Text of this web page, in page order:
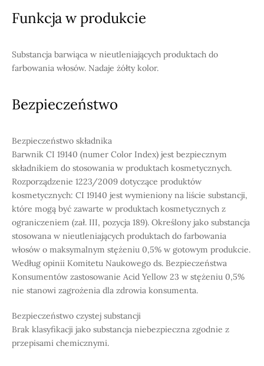
Funkcja w produkcie
Substancja barwiąca w nieutleniających produktach do
farbowania włosów. Nadaje żółty kolor.
Bezpieczeństwo
Bezpieczeństwo składnika
Barwnik CI 19140 (numer Color Index) jest bezpiecznym
składnikiem do stosowania w produktach kosmetycznych.
Rozporządzenie 1223/2009 dotyczące produktów
kosmetycznych: CI 19140 jest wymieniony na liście substancji,
które mogą być zawarte w produktach kosmetycznych z
ograniczeniem (zał. III, pozycja 189). Określony jako substancja
stosowana w nieutleniających produktach do farbowania
włosów o maksymalnym stężeniu 0,5% w gotowym produkcie.
Według opinii Komitetu Naukowego ds. Bezpieczeństwa
Konsumentów zastosowanie Acid Yellow 23 w stężeniu 0,5%
nie stanowi zagrożenia dla zdrowia konsumenta.
Bezpieczeństwo czystej substancji
Brak klasyfikacji jako substancja niebezpieczna zgodnie z
przepisami chemicznymi.